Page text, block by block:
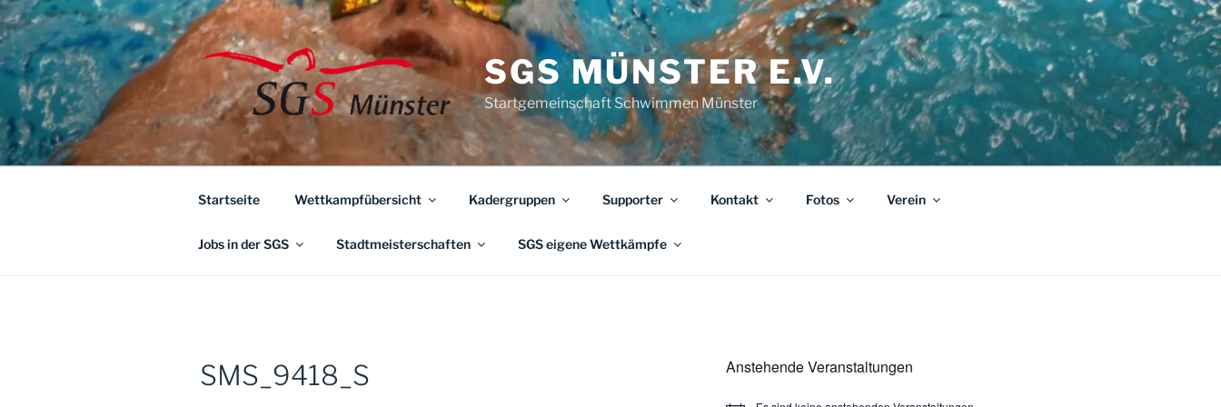
Zum
Inhalt
springen
SGS MÜNSTER E.V.
Startgemeinschaft Schwimmen Münster
Startseite Wettkampfübersicht Kadergruppen Supporter Kontakt Fotos Verein
Jobs in der SGS Stadtmeisterschaften SGS eigene Wettkämpfe
SMS_9418_S Anstehende Veranstaltungen